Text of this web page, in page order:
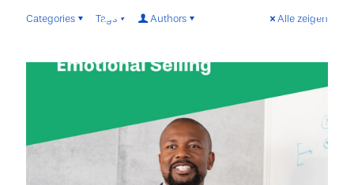
Categories Tags Authors Alle zeigen